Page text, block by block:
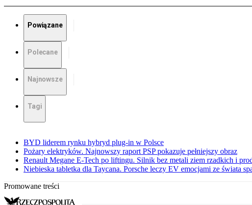
Powiązane
Polecane
Najnowsze
Tagi
BYD liderem rynku hybryd plug-in w Polsce
Pożary elektryków. Najnowszy raport PSP pokazuje pełniejszy obraz
Renault Megane E-Tech po liftingu. Silnik bez metali ziem rzadkich i
Niebieska tabletka dla Taycana. Porsche leczy EV emocjami ze świata
Promowane treści